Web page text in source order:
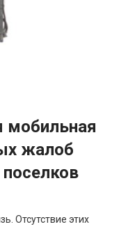
мобильная
жалоб
Отсутствие этих